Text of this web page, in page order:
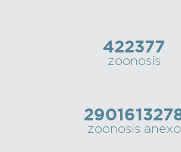
422377
zoonosis
zoonosis anexo